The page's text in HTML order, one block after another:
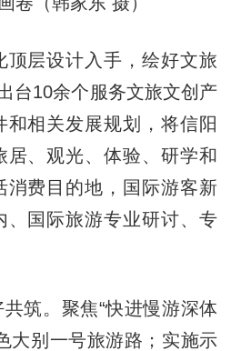
层设计入手，绘好文旅
台10余个服务文旅文创产
和相关发展规划，将信阳
居、观光、体验、研学和
消费目的地，国际游客新
、国际旅游专业研讨、专
。聚焦“快进慢游深体
大别一号旅游路；实施示